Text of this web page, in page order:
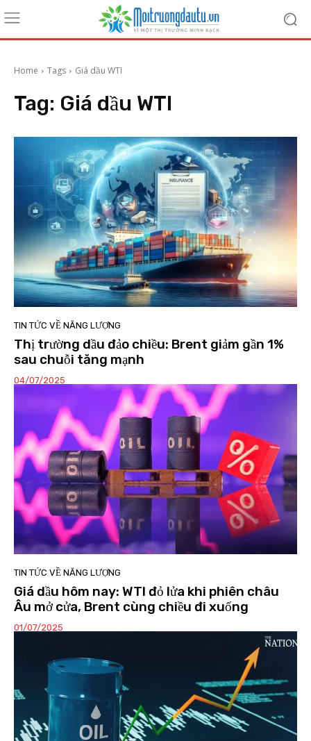
Home Tags Giá dầu WTI
Tag: Giá dầu WTI
TIN TỨC VỀ NĂNG LƯỢNG
Thị trường dầu đảo chiều: Brent giảm gần 1%
sau chuỗi tăng mạnh
04/07/2025
TIN TỨC VỀ NĂNG LƯỢNG
Giá dầu hôm nay: WTI đỏ lửa khi phiên châu
Âu mở cửa, Brent cùng chiều đi xuống
01/07/2025